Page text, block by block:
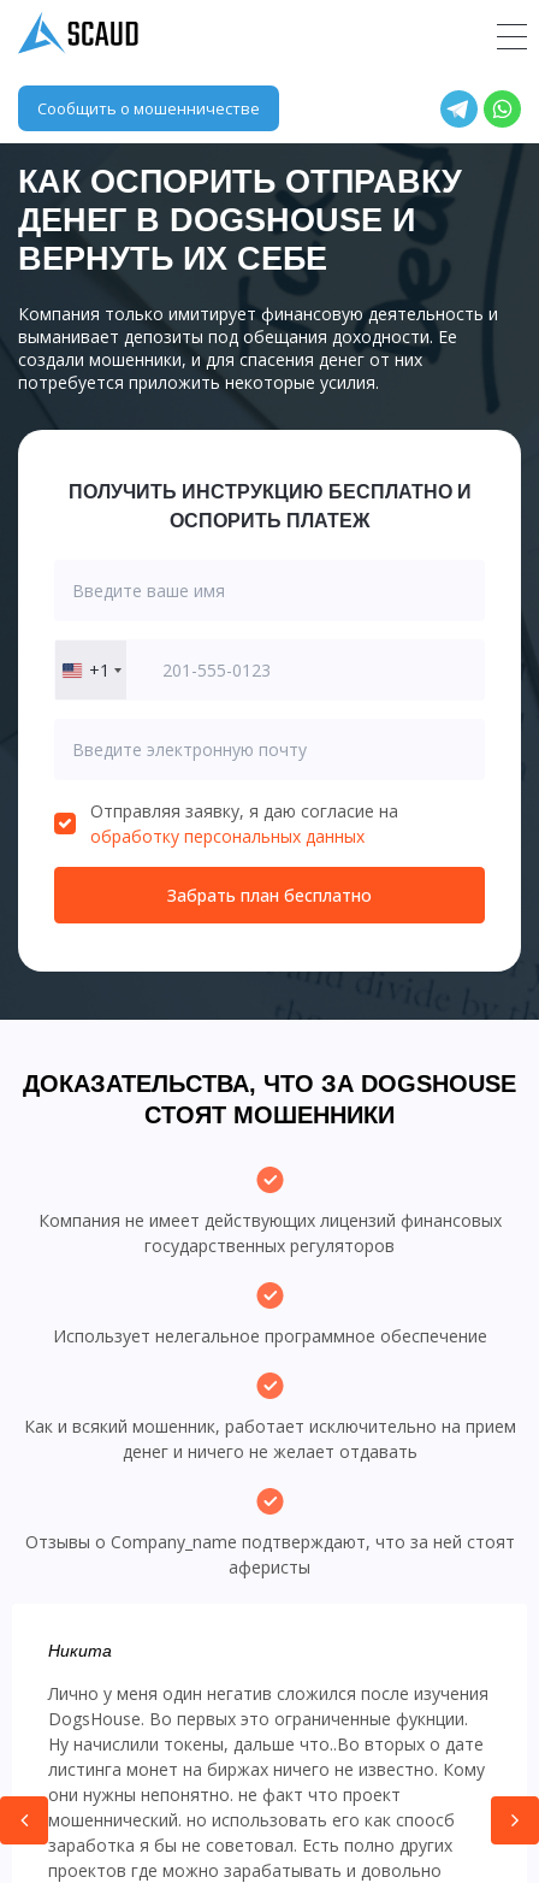
Сообщить о мошенничестве
КАК ОСПОРИТЬ ОТПРАВКУ
ДЕНЕГ В DOGSHOUSE И
ВЕРНУТЬ ИХ СЕБЕ
Компания только имитирует финансовую деятельность и
выманивает депозиты под обещания доходности. Ее
создали мошенники, и для спасения денег от них
потребуется приложить некоторые усилия.
ПОЛУЧИТЬ ИНСТРУКЦИЮ БЕСПЛАТНО И
ОСПОРИТЬ ПЛАТЕЖ
United
+1
Отправляя заявку, я даю согласие на
обработку персональных данных
Забрать план бесплатно
ДОКАЗАТЕЛЬСТВА, ЧТО ЗА DOGSHOUSE
СТОЯТ МОШЕННИКИ
Компания не имеет действующих лицензий финансовых
государственных регуляторов
Использует нелегальное программное обеспечение
Как и всякий мошенник, работает исключительно на прием
денег и ничего не желает отдавать
Отзывы о Company_name подтверждают, что за ней стоят
аферисты
Никита
Лично у меня один негатив сложился после изучения
DogsHouse. Во первых это ограниченные фукнции.
Ну начислили токены, дальше что..Во вторых о дате
листинга монет на биржах ничего не известно. Кому
они нужны непонятно. не факт что проект
мошеннический. но использовать его как споосб
заработка я бы не советовал. Есть полно других
проектов где можно зарабатывать и довольно